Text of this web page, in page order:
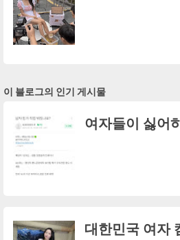
이 블로그의 인기 게시물
여자들이 싫어
대한민국 여자